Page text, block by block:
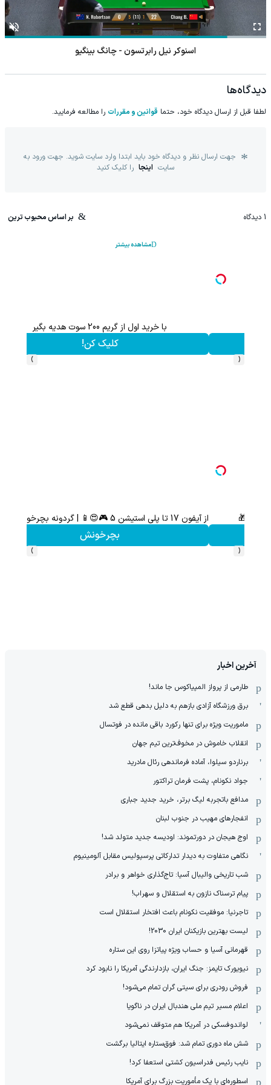
اسنوکر نیل رابرتسون - چانگ بینگیو
دیدگاه‌ها
لطفا قبل از ارسال دیدگاه خود، حتما قوانین و مقررات را مطالعه فرمایید.
جهت ارسال نظر و دیدگاه خود باید ابتدا وارد سایت شوید. جهت ورود به
سایت اینجا را کلیک کنید
1 دیدگاه بر اساس محبوب ترین
مشاهده بیشتر
هم سرمایه گذاری میکنی هم نقره هدیه میگیری ؛ثبت نام کن
کلیک کن!
‹
›
با خرید اول از گریم 200 سوت هدیه بگیر
کلیک کن!
‹
›
آخرین اخبار
طارمی از پرواز المپیاکوس جا ماند!
برق ورزشگاه آزادی بازهم به دلیل بدهی قطع شد
ماموریت ویژه برای تنها رکورد باقی مانده در فوتسال
انقلاب خاموش در مخوف‌‌ترین تیم جهان
برناردو سیلوا، آماده فرماندهی رئال مادرید
جواد نکونام، پشت فرمان تراکتور
مدافع باتجربه لیگ برتر، خرید جدید جباری
انفجارهای مهیب در جنوب لبنان
اوج هیجان در دورتموند: اودیسه جدید متولد شد!
نگاهی متفاوت به دیدار تدارکاتی پرسپولیس مقابل آلومینیوم
شب تاریخی والیبال آسیا: تاج‌گذاری خواهر و برادر
پیام ترسناک نازون به استقلال و سهراب!
تاجرنیا: موفقیت نکونام باعث افتخار استقلال است
لیست بهترین بازیکنان ایران 2030!
قهرمانی آسیا و حساب ویژه پیاتزا روی این ستاره
نیویورک تایمز: جنگ ایران، بازدارندگی آمریکا را نابود کرد
فروش رودری برای سیتی گران تمام می‌شود!
اعلام مسیر تیم ملی هندبال ایران در ناگویا
لواندوفسکی در آمریکا هم متوقف نمی‌شود
شش ماه دوری تمام شد: فوق‌ستاره ایتالیا برگشت
نایب رئیس فدراسیون کشتی استعفا کرد!
اسطوره‌ای با یک مأموریت بزرگ برای آمریکا